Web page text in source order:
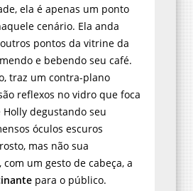
ela é apenas um ponto
cenário. Ela anda
pontos da vitrine da
e bebendo seu café.
traz um contra-plano
reflexos no vidro que foca
degustando seu
óculos escuros
mas não sua
com um gesto de cabeça, a
para o público.